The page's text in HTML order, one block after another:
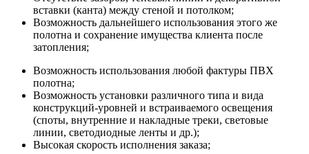
вставки (канта) между стеной и потолком;
Возможность дальнейшего использования этого же
полотна и сохранение имущества клиента после
затопления;
Возможность использования любой фактуры ПВХ
полотна;
Возможность установки различного типа и вида
конструкций-уровней и встраиваемого освещения
(споты, внутренние и накладные треки, световые
линии, светодиодные ленты и др.);
Высокая скорость исполнения заказа;